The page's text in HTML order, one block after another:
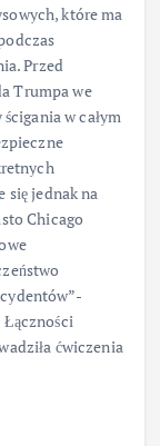
które ma
Przed
Trumpa we
w całym
się jednak na
Chicago
ćwiczenia